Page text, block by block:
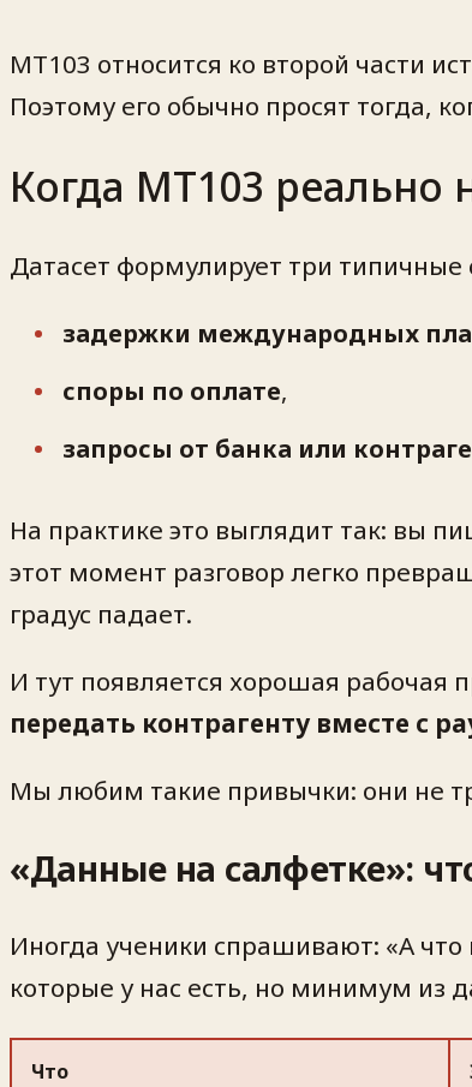
MT103 относится ко второй части
Поэтому его обычно просят тогда,
Когда MT103 реально
Датасет формулирует три типичные
задержки международных
споры по оплате,
запросы от банка или
На практике это выглядит так: вы
этот момент разговор легко
градус падает.
И тут появляется хорошая рабочая
передать контрагенту вместе с
Мы любим такие привычки: они не
«Данные на салфетке»:
Иногда ученики спрашивают: «А
которые у нас есть, но минимум из
Что